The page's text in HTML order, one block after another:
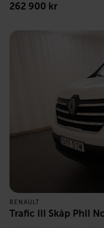
262 900 kr
RENAULT
Trafic III Skåp PhII